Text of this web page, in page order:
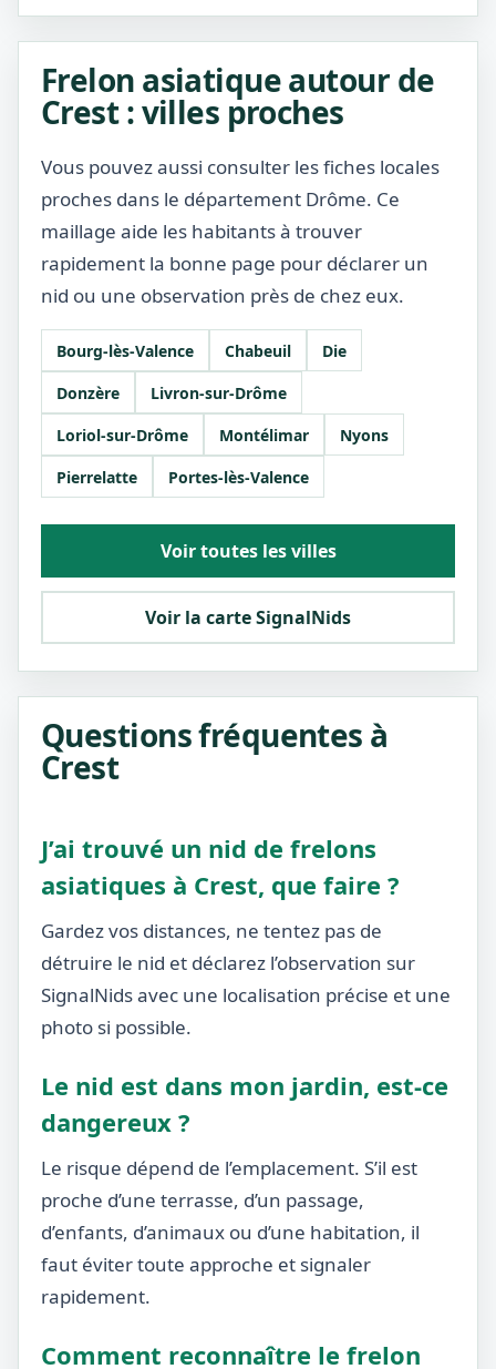
Frelon asiatique autour de
Crest : villes proches
Vous pouvez aussi consulter les fiches locales
proches dans le département Drôme. Ce
maillage aide les habitants à trouver
rapidement la bonne page pour déclarer un
nid ou une observation près de chez eux.
Bourg-lès-Valence Chabeuil
Die
Donzère
Livron-sur-Drôme
Loriol-sur-Drôme
Montélimar
Nyons
Pierrelatte
Portes-lès-Valence
Voir toutes les villes
Voir la carte SignalNids
Questions fréquentes à
Crest
J’ai trouvé un nid de frelons
asiatiques à Crest, que faire ?
Gardez vos distances, ne tentez pas de
détruire le nid et déclarez l’observation sur
SignalNids avec une localisation précise et une
photo si possible.
Le nid est dans mon jardin, est-ce
dangereux ?
Le risque dépend de l’emplacement. S’il est
proche d’une terrasse, d’un passage,
d’enfants, d’animaux ou d’une habitation, il
faut éviter toute approche et signaler
rapidement.
Comment reconnaître le frelon